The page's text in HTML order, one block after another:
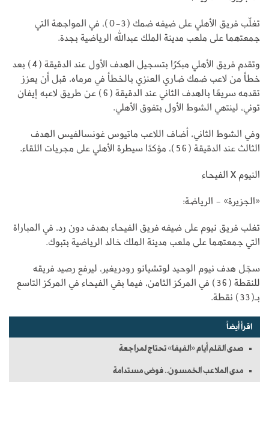
تغلّب فريق الأهلي على ضيفه ضمك (3-0)، في المواجهة التي
جمعتهما على ملعب مدينة الملك عبدالله الرياضية بجدة.
وتقدم فريق الأهلي مبكرًا بتسجيل الهدف الأول عند الدقيقة (4) بعد
خطأ من لاعب ضمك ضاري العنزي بالخطأ في مرماه، قبل أن يعزز
تقدمه سريعًا بالهدف الثاني عند الدقيقة (6) عن طريق لاعبه إيفان
توني، لينتهي الشوط الأول بتفوق الأهلي.
وفي الشوط الثاني، أضاف اللاعب ماتيوس غونسالفيس الهدف
الثالث عند الدقيقة (56)، مؤكدًا سيطرة الأهلي على مجريات اللقاء.
النيوم X الفيحاء
«الجزيرة» - الرياضة:
تغلب فريق نيوم على ضيفه فريق الفيحاء بهدف دون رد، في المباراة
التي جمعتهما على ملعب مدينة الملك خالد الرياضية بتبوك.
سجّل هدف نيوم الوحيد لوتشيانو رودريغير، ليرفع رصيد فريقه
للنقطة (36) في المركز الثامن، فيما بقي الفيحاء في المركز التاسع
بـ(33) نقطة.
اقرأ أيضاً
صدى القلم أيام «الفيفا» تحتاج لمراجعة
مدى الملاعب الخمسون.. فوضى مستدامة